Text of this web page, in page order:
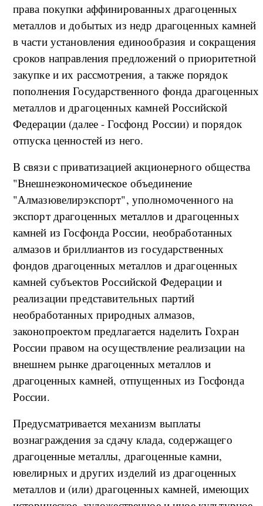
права покупки аффинированных драгоценных
металлов и добытых из недр драгоценных камней
в части установления единообразия и сокращения
сроков направления предложений о приоритетной
закупке и их рассмотрения, а также порядок
пополнения Государственного фонда драгоценных
металлов и драгоценных камней Российской
Федерации (далее - Госфонд России) и порядок
отпуска ценностей из него.
В связи с приватизацией акционерного общества
"Внешнеэкономическое объединение
"Алмазювелирэкспорт", уполномоченного на
экспорт драгоценных металлов и драгоценных
камней из Госфонда России, необработанных
алмазов и бриллиантов из государственных
фондов драгоценных металлов и драгоценных
камней субъектов Российской Федерации и
реализации представительных партий
необработанных природных алмазов,
законопроектом предлагается наделить Гохран
России правом на осуществление реализации на
внешнем рынке драгоценных металлов и
драгоценных камней, отпущенных из Госфонда
России.
Предусматривается механизм выплаты
вознаграждения за сдачу клада, содержащего
драгоценные металлы, драгоценные камни,
ювелирных и других изделий из драгоценных
металлов и (или) драгоценных камней, имеющих